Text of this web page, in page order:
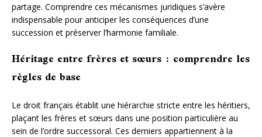
partage. Comprendre ces mécanismes juridiques s’avère
indispensable pour anticiper les conséquences d’une
succession et préserver l’harmonie familiale.
Héritage entre frères et sœurs : comprendre les
règles de base
Le droit français établit une hiérarchie stricte entre les héritiers,
plaçant les frères et sœurs dans une position particulière au
sein de l’ordre successoral. Ces derniers appartiennent à la